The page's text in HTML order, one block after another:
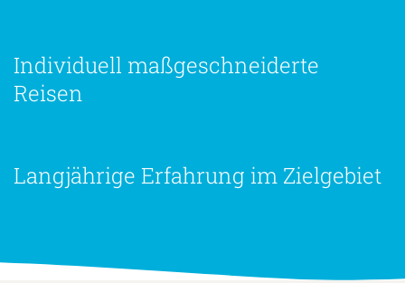
Individuell maßgeschneiderte
Reisen
Langjährige Erfahrung im Zielgebiet